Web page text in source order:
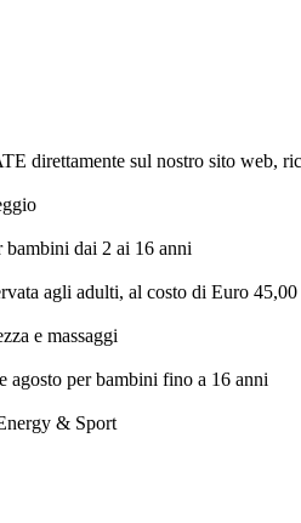
direttamente sul nostro sito web,
dai 2 ai 16 anni
agli adulti, al costo di Euro
e massaggi
agosto per bambini fino a 16 anni
& Sport